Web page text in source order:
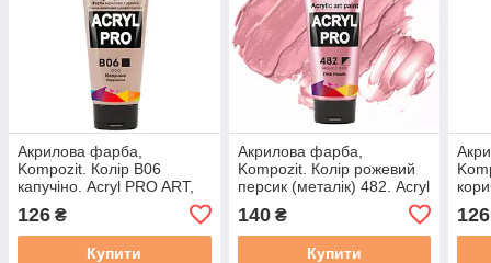
Акрилова фарба,
Kompozit. Колір B06
капучіно. Acryl PRO ART,
126 ₴
Купити
Акрилова фарба,
Kompozit. Колір рожевий
персик (металік) 482. Acryl
140₴
Купити
126